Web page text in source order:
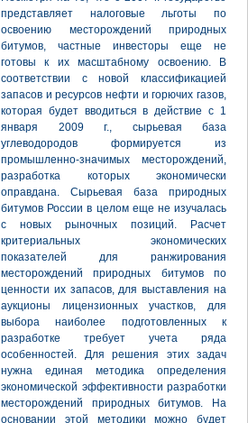
представляет налоговые льготы по
освоению месторождений природных
битумов, частные инвесторы еще не
готовы к их масштабному освоению. В
соответствии с новой классификацией
запасов и ресурсов нефти и горючих газов,
которая будет вводиться в действие с 1
января 2009 г., сырьевая база
углеводородов формируется из
промышленно-значимых месторождений,
разработка которых экономически
оправдана. Сырьевая база природных
битумов России в целом еще не изучалась
с новых рыночных позиций. Расчет
критериальных экономических
показателей для ранжирования
месторождений природных битумов по
ценности их запасов, для выставления на
аукционы лицензионных участков, для
выбора наиболее подготовленных к
разработке требует учета ряда
особенностей. Для решения этих задач
нужна единая методика определения
экономической эффективности разработки
месторождений природных битумов. На
основании этой методики можно будет